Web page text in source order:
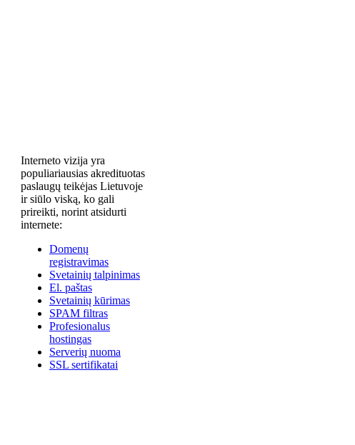
Interneto vizija yra
populiariausias akredituotas
paslaugų teikėjas Lietuvoje
ir siūlo viską, ko gali
prireikti, norint atsidurti
internete:
Domenų
registravimas
Svetainių talpinimas
El. paštas
Svetainių kūrimas
SPAM filtras
Profesionalus
hostingas
Serverių nuoma
SSL sertifikatai